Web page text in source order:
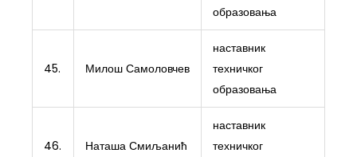
образовања
45. Милош Самоловчев
наставник
техничког
образовања
46. Наташа Смиљанић
наставник
техничког